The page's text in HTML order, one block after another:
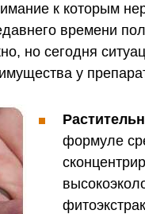
к которым
времени
но сегодня
у
формуле